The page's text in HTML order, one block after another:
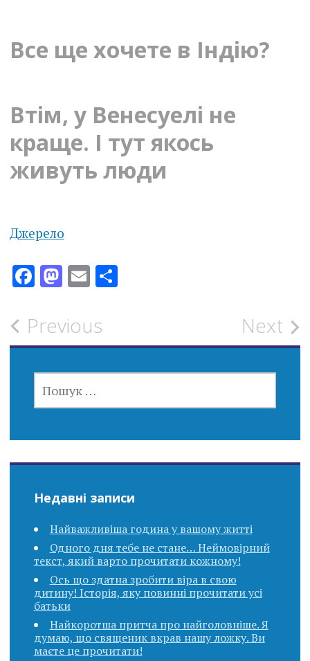
Все ще хочете в Індію?
Втім, у Венесуелі не
краще. І тут якось
живуть люди
Джерело
Facebook
Mastodon
EmailПоділитися
Post
navigation
Previous Next
Недавні записи
Найважливіша година у вашому житті
Одного дня тебе не стане… Неймовірний
текст, який варто прочитати кожному!
Ось що здатна зробити віра в свою
дитину! Історія, яку повинні прочитати усі
батьки
Найкоротша притча про найголовніше. Я
думаю, що священик вкpав нашу ложку. Ви
маєте це прочитати!